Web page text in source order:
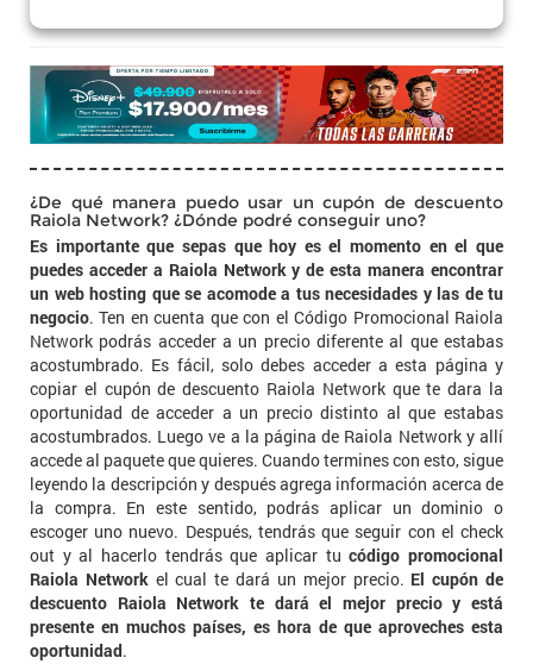
¿De qué manera puedo usar un cupón de descuento
Raiola Network? ¿Dónde podré conseguir uno?
Es importante que sepas que hoy es el momento en el que
puedes acceder a Raiola Network y de esta manera encontrar
un web hosting que se acomode a tus necesidades y las de tu
negocio. Ten en cuenta que con el Código Promocional Raiola
Network podrás acceder a un precio diferente al que estabas
acostumbrado. Es fácil, solo debes acceder a esta página y
copiar el cupón de descuento Raiola Network que te dara la
oportunidad de acceder a un precio distinto al que estabas
acostumbrados. Luego ve a la página de Raiola Network y allí
accede al paquete que quieres. Cuando termines con esto, sigue
leyendo la descripción y después agrega información acerca de
la compra. En este sentido, podrás aplicar un dominio o
escoger uno nuevo. Después, tendrás que seguir con el check
out y al hacerlo tendrás que aplicar tucódigo promocional
Raiola Networkel cual te dará un mejor precio. El cupón de
descuento Raiola Network te dará el mejor precio y está
presente en muchos países, es hora de que aproveches esta
oportunidad.